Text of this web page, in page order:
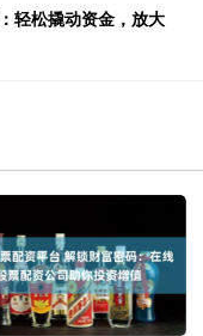
轻松撬动资金，放大